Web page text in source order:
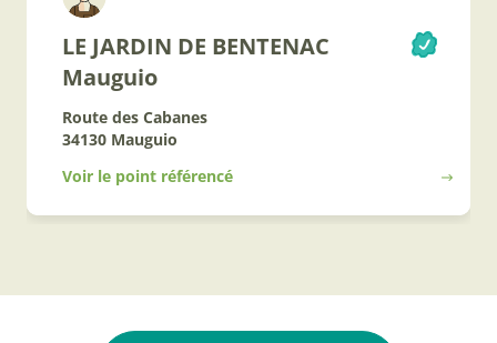
LE JARDIN DE BENTENAC
Mauguio
Route des Cabanes
34130 Mauguio
Voir le point référencé